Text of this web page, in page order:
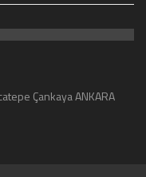
Çankaya ANKARA